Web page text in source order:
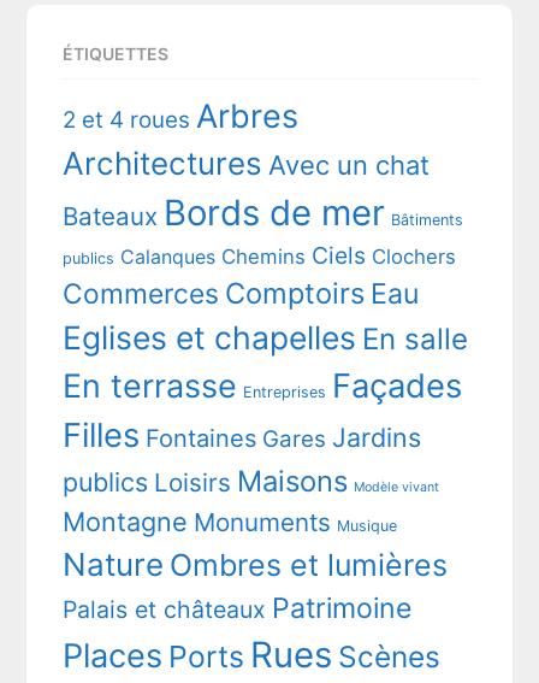
ÉTIQUETTES
2 et 4 roues Arbres
Architectures Avec un chat
Bateaux Bords de mer Bâtiments
publics Calanques Chemins Ciels Clochers
Commerces Comptoirs Eau
Eglises et chapelles En salle
En terrasse Entreprises Façades
Filles Fontaines Gares Jardins
publics Loisirs Maisons Modèle vivant
Montagne Monuments Musique
Nature Ombres et lumières
Palais et châteaux Patrimoine
Places Ports Rues Scènes